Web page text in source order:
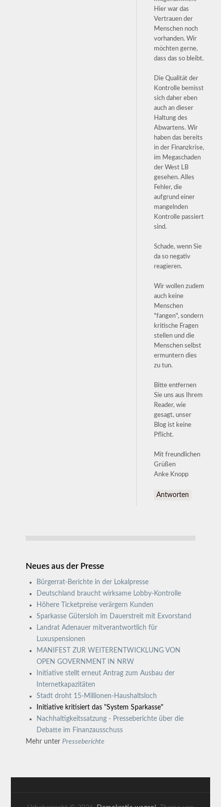
Hier war das
Vertrauen der
Menschen noch
vorhanden. Wir
möchten gerne,
dass das so bleibt.
Die Qualität der
Kontrolle bemisst
sich daher eben
auch an dieser
Haltung des
Abwartens. Wir
haben das bereits
in der Finanzkrise,
im Megaschaden
der West LB
gesehen. Alles
Fehler, die
aufgrund einer
mangelnden
Kontrolle passiert
sind.
Schade, wenn Sie
da so negativ
reagieren.
Wir wollen zudem
auch keine
Menschen
"fangen", sondern
kritische Fragen
stellen und die
Menschen selbst
ermuntern dies
zu tun.
Bitte entfernen
Sie uns aus Ihrem
Reader, wie
gesagt, unser
Blog ist keine
Pflicht.
Mit freundlichen
Grüßen
Anke Knopp
Antworten
Neues aus der Presse
Bürgerrat-Berichte in der Lokalpresse
Deutschland braucht wirksame Lobby-Kontrolle
Höhere Ticketpreise verärgern Kunden
Sparkasse Gütersloh im Dauerstreit mit Exvorstand
Landrat Adenauer mitverantwortlich für
Luxuspensionen
MANIFEST ZUR WEITERENTWICKLUNG VON
OPEN GOVERNMENT IN NRW
Initiative stellt erneut Antrag zum Ausbau der
Internetkapazitäten
Stadt droht 15-Millionen-Haushaltsloch
Initiative kritisiert das "System Sparkasse"
Nachhaltigkeitssatzung - Presseberichte über die
Debatte im Finanzausschuss
Mehr unter Presseberichte